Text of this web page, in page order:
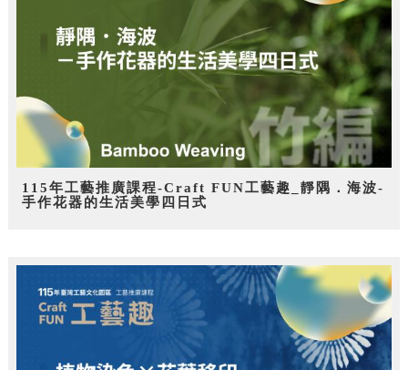
115年工藝推廣課程-Craft FUN工藝趣_靜隅．海波-
手作花器的生活美學四日式